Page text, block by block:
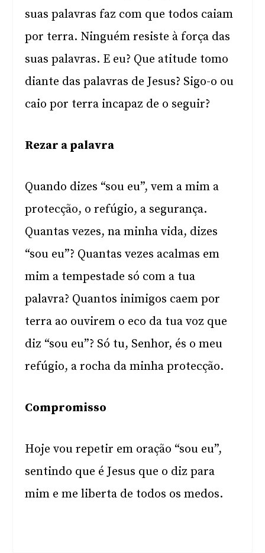
suas palavras faz com que todos caiam
por terra. Ninguém resiste à força das
suas palavras. E eu? Que atitude tomo
diante das palavras de Jesus? Sigo-o ou
caio por terra incapaz de o seguir?
Rezar a palavra
Quando dizes “sou eu”, vem a mim a
protecção, o refúgio, a segurança.
Quantas vezes, na minha vida, dizes
“sou eu”? Quantas vezes acalmas em
mim a tempestade só com a tua
palavra? Quantos inimigos caem por
terra ao ouvirem o eco da tua voz que
diz “sou eu”? Só tu, Senhor, és o meu
refúgio, a rocha da minha protecção.
Compromisso
Hoje vou repetir em oração “sou eu”,
sentindo que é Jesus que o diz para
mim e me liberta de todos os medos.